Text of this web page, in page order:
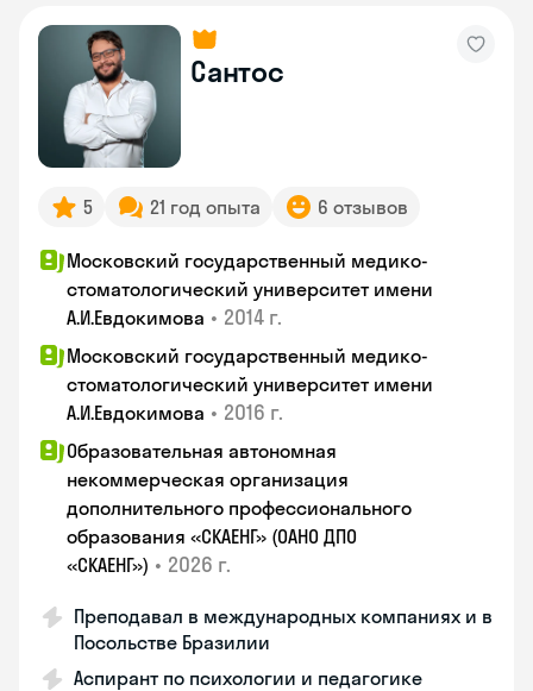
Сантос
5 21 год опыта 6 отзывов
Московский государственный медико-
стоматологический университет имени
А.И.Евдокимова • 2014 г.
Московский государственный медико-
стоматологический университет имени
А.И.Евдокимова • 2016 г.
Образовательная автономная
некоммерческая организация
дополнительного профессионального
образования «СКАЕНГ» (ОАНО ДПО
«СКАЕНГ») • 2026 г.
Преподавал в международных компаниях и в
Посольстве Бразилии
Аспирант по психологии и педагогике